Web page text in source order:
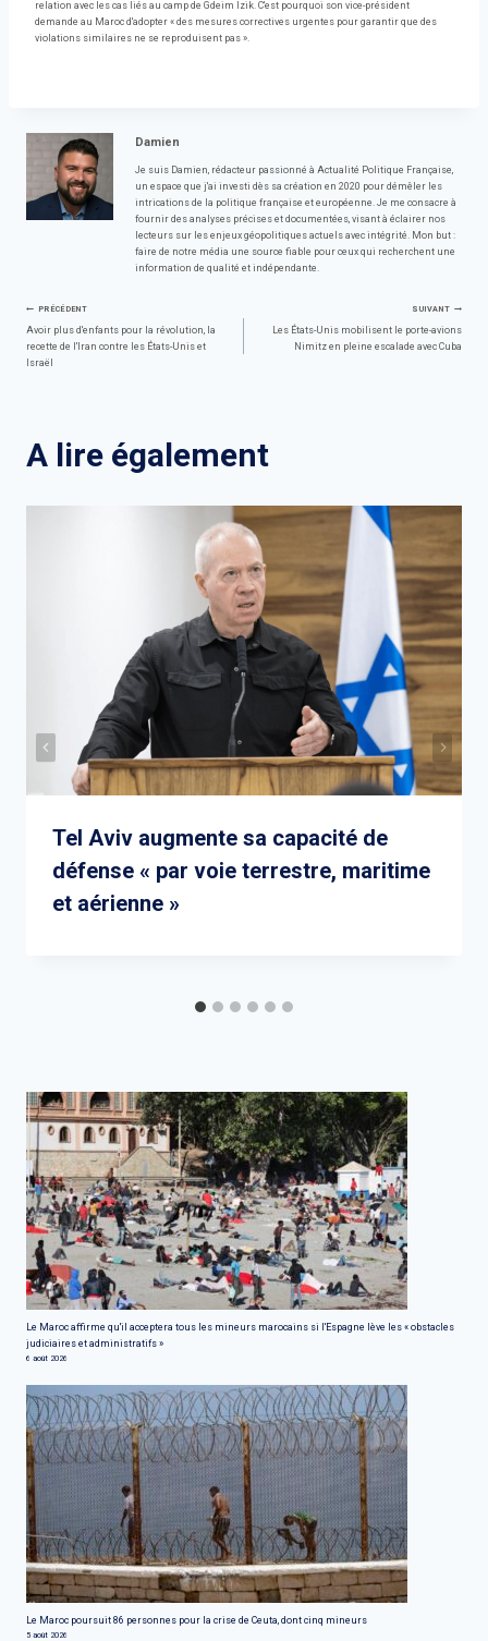
relation avec les cas liés au camp de Gdeim Izik. C'est pourquoi son vice-président
demande au Maroc d'adopter « des mesures correctives urgentes pour garantir que des
violations similaires ne se reproduisent pas ».
Damien
Je suis Damien, rédacteur passionné à Actualité Politique Française,
un espace que j'ai investi dès sa création en 2020 pour démêler les
intrications de la politique française et européenne. Je me consacre à
fournir des analyses précises et documentées, visant à éclairer nos
lecteurs sur les enjeux géopolitiques actuels avec intégrité. Mon but :
faire de notre média une source fiable pour ceux qui recherchent une
information de qualité et indépendante.
Navigation
de
PRÉCÉDENT
Avoir plus d'enfants pour la révolution, la
recette de l'Iran contre les États-Unis et
Israël
SUIVANT
Les États-Unis mobilisent le porte-avions
Nimitz en pleine escalade avec Cuba
A lire également
Tel Aviv augmente sa capacité de
défense « par voie terrestre, maritime
et aérienne »
Le Maroc affirme qu'il acceptera tous les mineurs marocains si l'Espagne lève les « obstacles
judiciaires et administratifs »
6 août 2026
Le Maroc poursuit 86 personnes pour la crise de Ceuta, dont cinq mineurs
5 août 2026